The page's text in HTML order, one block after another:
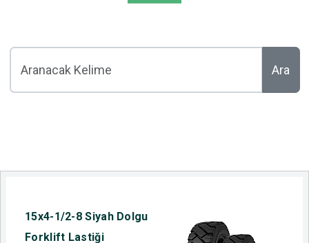
Ara
15x4-1/2-8 Siyah Dolgu
Forklift Lastiği